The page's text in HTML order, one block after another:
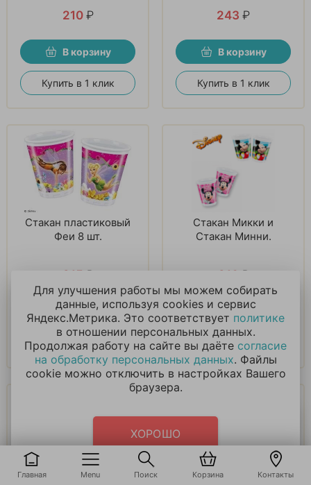
Главная Menu Поиск Корзина Контакты
210 ₽
В корзину
Купить в 1 клик
243 ₽
В корзину
Купить в 1 клик
Стакан пластиковый
Феи 8 шт.
215 ₽
В корзину
Купить в 1 клик
Стакан Микки и
Стакан Минни.
210 ₽
В корзину
Купить в 1 клик
Тарелка Принцессы Тарелка Минни
Для улучшения работы мы можем собирать
данные, используя cookies и сервис
Яндекс.Метрика. Это соответствует политике
в отношении персональных данных.
Продолжая работу на сайте вы даёте согласие
на обработку персональных данных. Файлы
cookie можно отключить в настройках Вашего
браузера.
ХОРОШО